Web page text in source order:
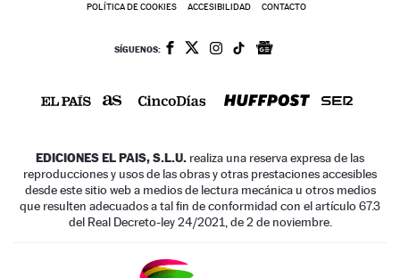
POLÍTICA DE COOKIES ACCESIBILIDAD CONTACTO
SÍGUENOS:
EDICIONES EL PAIS, S.L.U. realiza una reserva expresa de las
reproducciones y usos de las obras y otras prestaciones accesibles
desde este sitio web a medios de lectura mecánica u otros medios
que resulten adecuados a tal fin de conformidad con el artículo 67.3
del Real Decreto-ley 24/2021, de 2 de noviembre.